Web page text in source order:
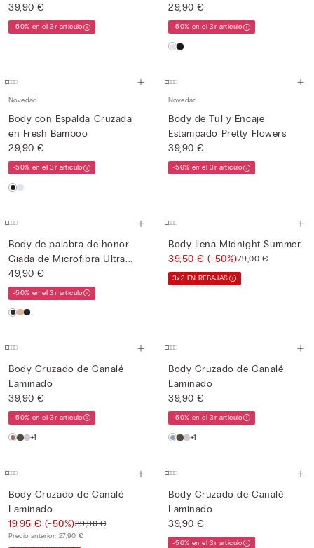
39,90 €
-50% en el 3r artículo
29,90 €
-50% en el 3r artículo
Novedad
Body con Espalda Cruzada
en Fresh Bamboo
29,90 €
-50% en el 3r artículo
Novedad
Body de Tul y Encaje
Estampado Pretty Flowers
39,90 €
-50% en el 3r artículo
Body de palabra de honor
Giada de Microfibra Ultra...
49,90 €
-50% en el 3r artículo
Body Ilena Midnight Summer
39,50 €(-50%)79,00 €
3x2 EN REBAJAS
Body Cruzado de Canalé
Laminado
39,90 €
-50% en el 3r artículo
+1
Body Cruzado de Canalé
Laminado
39,90 €
-50% en el 3r artículo
+1
Body Cruzado de Canalé
Laminado
19,95 €(-50%)39,90 €
Precio anterior: 27,90 €
Body Cruzado de Canalé
Laminado
39,90 €
-50% en el 3r artículo